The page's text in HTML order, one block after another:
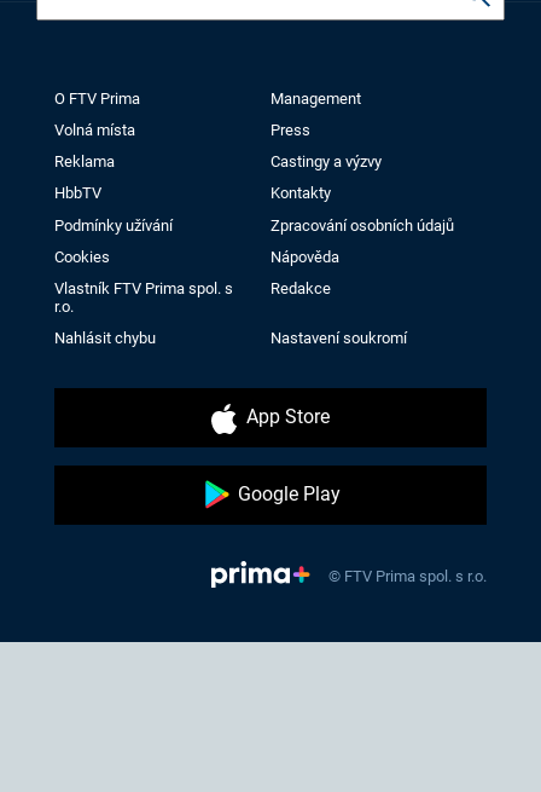
O FTV Prima
Management
Volná místa
Press
Reklama
Castingy a výzvy
HbbTV
Kontakty
Podmínky užívání
Zpracování osobních údajů
Cookies
Nápověda
Vlastník FTV Prima spol. s
r.o.
Redakce
Nahlásit chybu Nastavení soukromí
App Store
Google Play
© FTV Prima spol. s r.o.